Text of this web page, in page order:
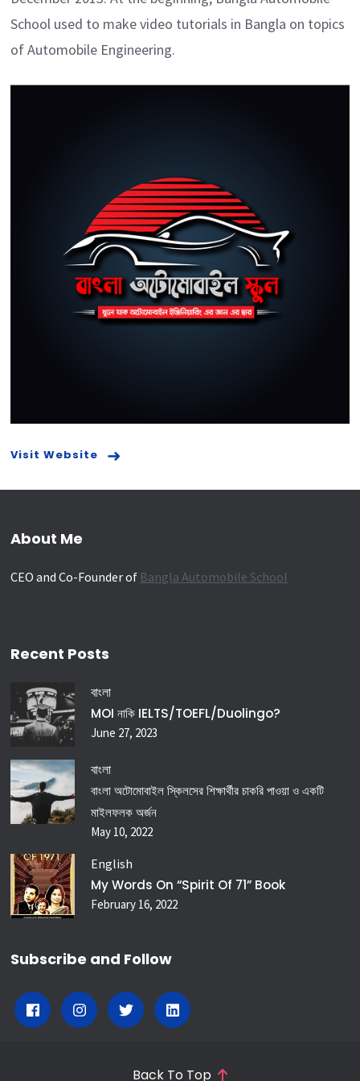
School used to make video tutorials in Bangla on topics
of Automobile Engineering.
Visit Website
About Me
CEO and Co-Founder of Bangla Automobile School
Recent Posts
বাংলা
MOI নাকি IELTS/TOEFL/Duolingo?
June 27, 2023
বাংলা
বাংলা অটোমোবাইল স্কিলসের শিক্ষার্থীর চাকরি পাওয়া ও একটি
মাইলফলক অর্জন
May 10, 2022
English
My Words On “spirit Of 71” Book
February 16, 2022
Subscribe and Follow
Back To Top